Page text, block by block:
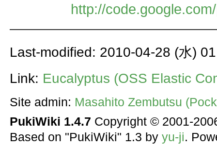
http://
Last-modified: 2010-04-28 (水)
Link: Eucalyptus (OSS Elastic
Site admin: Masahito Zembutsu
PukiWiki 1.4.7 Copyright © 2001-
Based on "PukiWiki" 1.3 by yu-ji.